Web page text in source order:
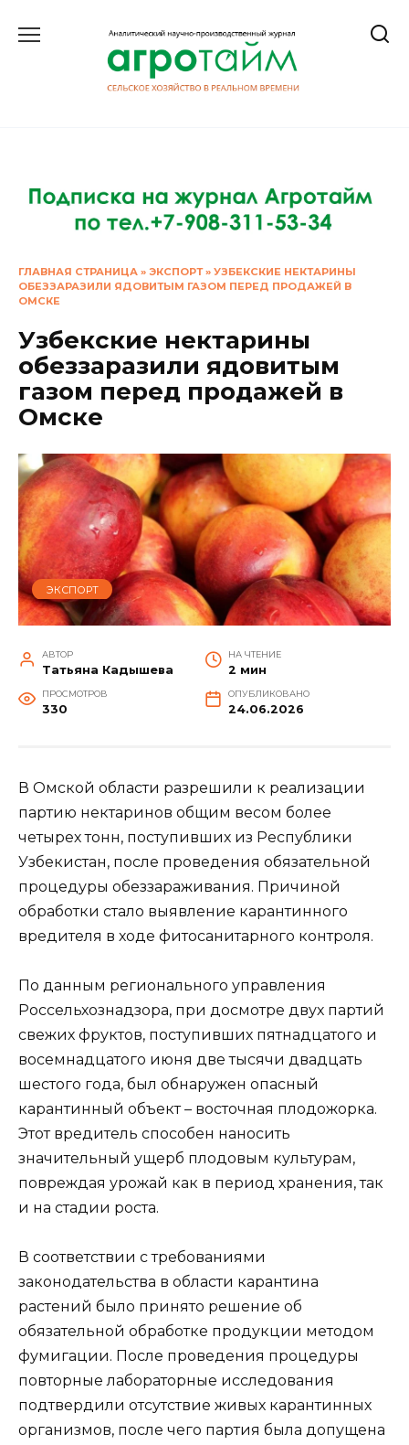
ГЛАВНАЯ СТРАНИЦА » ЭКСПОРТ» УЗБЕКСКИЕ НЕКТАРИНЫ
ОБЕЗЗАРАЗИЛИ ЯДОВИТЫМ ГАЗОМ ПЕРЕД ПРОДАЖЕЙ В
ОМСКЕ
Узбекские нектарины
обеззаразили ядовитым
газом перед продажей в
Омске
ЭКСПОРТ
АВТОР
Татьяна Кадышева
НА ЧТЕНИЕ
2 мин
ПРОСМОТРОВ
330
ОПУБЛИКОВАНО
24.06.2026
В Омской области разрешили к реализации
партию нектаринов общим весом более
четырех тонн, поступивших из Республики
Узбекистан, после проведения обязательной
процедуры обеззараживания. Причиной
обработки стало выявление карантинного
вредителя в ходе фитосанитарного контроля.
По данным регионального управления
Россельхознадзора, при досмотре двух партий
свежих фруктов, поступивших пятнадцатого и
восемнадцатого июня две тысячи двадцать
шестого года, был обнаружен опасный
карантинный объект – восточная плодожорка.
Этот вредитель способен наносить
значительный ущерб плодовым культурам,
повреждая урожай как в период хранения, так
и на стадии роста.
В соответствии с требованиями
законодательства в области карантина
растений было принято решение об
обязательной обработке продукции методом
фумигации. После проведения процедуры
повторные лабораторные исследования
подтвердили отсутствие живых карантинных
организмов, после чего партия была допущена